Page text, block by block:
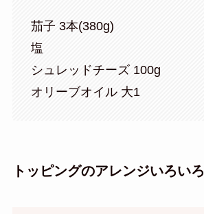
茄子 3本(380g)
塩
シュレッドチーズ 100g
オリーブオイル 大1
トッピングのアレンジいろいろ